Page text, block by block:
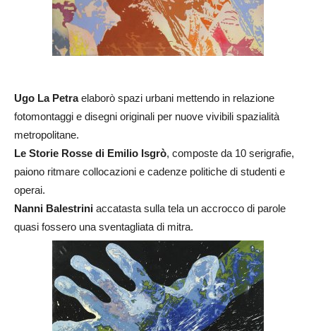
Ugo La Petraelaborò spazi urbani mettendo in relazione
fotomontaggi e disegni originali per nuove vivibili spazialità
metropolitane.
Le Storie Rosse di Emilio Isgrò, composte da 10 serigrafie,
paiono ritmare collocazioni e cadenze politiche di studenti e
operai.
Nanni Balestrini accatasta sulla tela un accrocco di parole
quasi fossero una sventagliata di mitra.